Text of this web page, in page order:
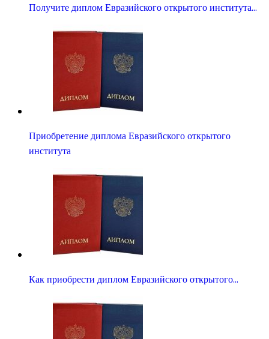
Получите диплом Евразийского открытого института…
Приобретение диплома Евразийского открытого
института
Как приобрести диплом Евразийского открытого…